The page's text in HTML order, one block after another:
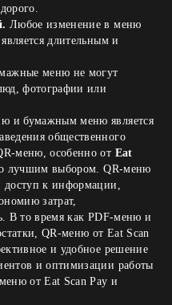
Любое изменение в меню
длительным и
меню не могут
фотографии или
и бумажным меню является
общественного
меню, особенно от Eat
лучшим выбором. QR-меню
доступ к информации,
затрат,
В то время как PDF-меню и
QR-меню от Eat Scan
и удобное решение
и оптимизации работы
от Eat Scan Pay и